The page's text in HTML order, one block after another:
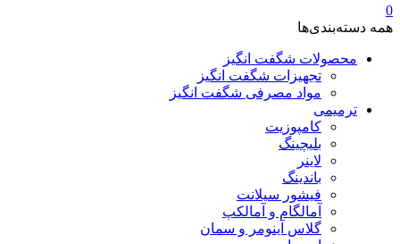
0
همه دسته‌بندی‌ها
محصولات شگفت انگیز
تجهیزات شگفت انگیز
مواد مصرفی شگفت انگیز
ترمیمی
کامپوزیت
بلیچینگ
لاینر
باندینگ
فیشور سیلانت
آمالگام و آمالکپ
گلاس آینومر و سمان